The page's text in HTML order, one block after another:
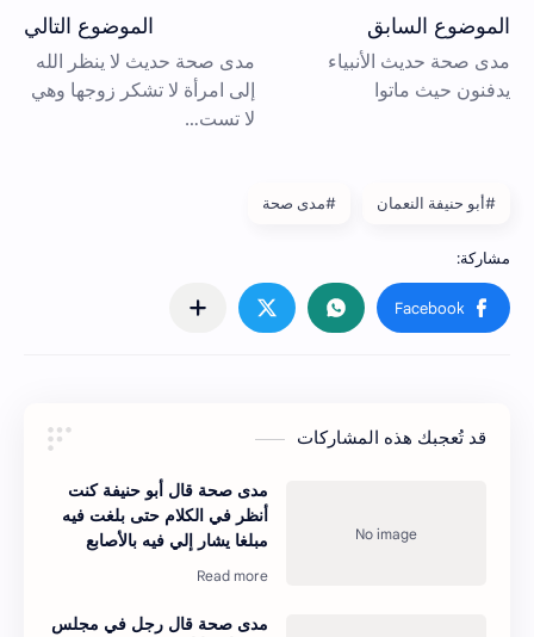
#أبو حنيفة النعمان #مدى صحة
قد تُعجبك هذه المشاركات
مدى صحة قال أبو حنيفة كنت
أنظر في الكلام حتى بلغت فيه
مبلغا يشار إلي فيه بالأصابع
مدى صحة قال رجل في مجلس